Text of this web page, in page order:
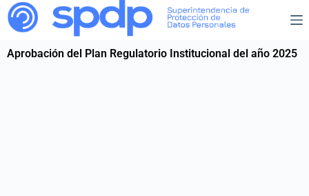
Aprobación del Plan Regulatorio Institucional del año 2025